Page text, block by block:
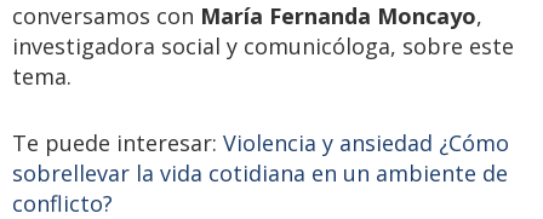
conversamos con María Fernanda Moncayo,
investigadora social y comunicóloga, sobre este
tema.
Te puede interesar: Violencia y ansiedad ¿Cómo
sobrellevar la vida cotidiana en un ambiente de
conflicto?